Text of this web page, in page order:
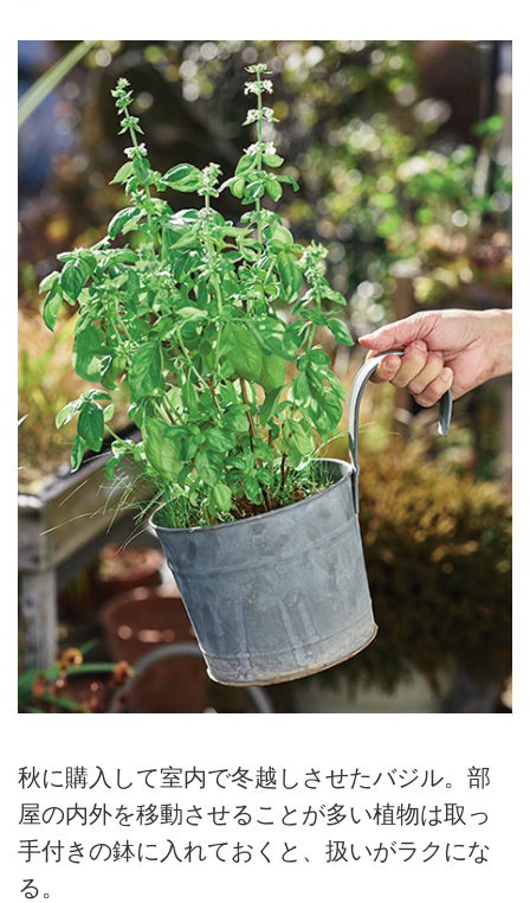
秋に購入して室内で冬越しさせたバジル。部
屋の内外を移動させることが多い植物は取っ
手付きの鉢に入れておくと、扱いがラクにな
る。